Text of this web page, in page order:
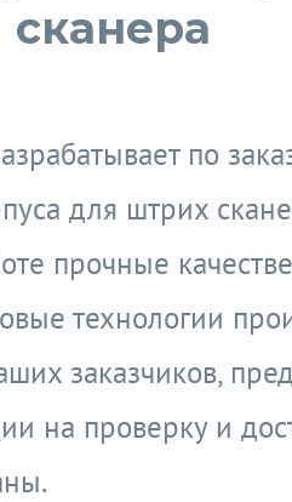
сканера
по
для штрих
прочные
технологии
заказчиков,
на проверку и